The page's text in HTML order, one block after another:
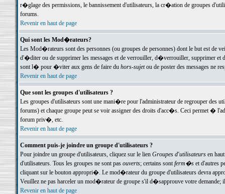
r�glage des permissions, le bannissement d'utilisateurs, la cr�ation de groupes
forums.
Revenir en haut de page
Qui sont les Mod�rateurs?
Les Mod�rateurs sont des personnes (ou groupes de personnes) dont le but est de
d'�diter ou de supprimer les messages et de verrouiller, d�verrouiller, supprimer
sont l� pour �viter aux gens de faire du hors-sujetou de poster des messages ne
Revenir en haut de page
Que sont les groupes d'utilisateurs ?
Les groupes d'utilisateurs sont une mani�re pour l'administrateur de regrouper des
forums) et chaque groupe peut se voir assigner des droits d'acc�s. Ceci permet
forum priv�, etc.
Revenir en haut de page
Comment puis-je joindre un groupe d'utilisateurs ?
Pour joindre un groupe d'utilisateurs, cliquez sur le lien Groupes d'utilisateursen haut
d'utilisateurs. Tous les groupes ne sont pas ouverts; certains sontferm�set d'autres
cliquant sur le bouton appropri�. Le mod�rateur du groupe d'utilisateurs devra
Veuillez ne pas harceler un mod�rateur de groupe s'il d�sapprouve votre demande;
Revenir en haut de page